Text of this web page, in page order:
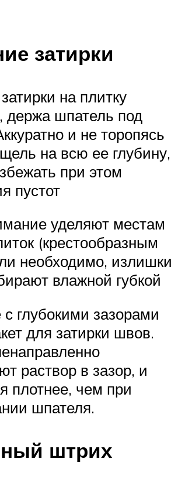
затирки
на плитку
держа шпатель под
и не торопясь
на всю ее глубину,
при этом
пустот
уделяют местам
(крестообразным
необходимо, излишки
влажной губкой
глубокими зазорами
для затирки швов.
раствор в зазор, и
плотнее, чем при
шпателя.
штрих